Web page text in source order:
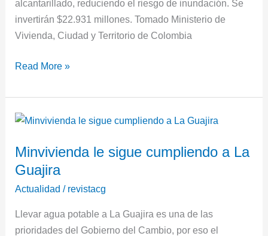
alcantarillado, reduciendo el riesgo de inundación. Se
invertirán $22.931 millones. Tomado Ministerio de
Vivienda, Ciudad y Territorio de Colombia
Read More »
Minvivienda le sigue cumpliendo a La
Guajira
Actualidad / revistacg
Llevar agua potable a La Guajira es una de las
prioridades del Gobierno del Cambio, por eso el
Minvivienda
sigue
cumpliendo
a
Guajira